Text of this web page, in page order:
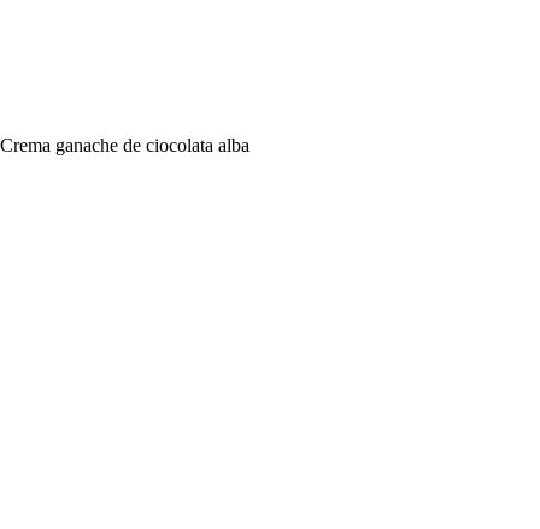
Crema ganache de ciocolata alba